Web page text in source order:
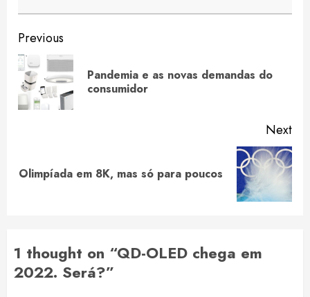
Continue
Reading
Previous
Pandemia e as novas demandas do
consumidor
Next
Next
Olimpíada em 8K, mas só para poucos
1 thought on “QD-OLED chega em
2022. Será?”